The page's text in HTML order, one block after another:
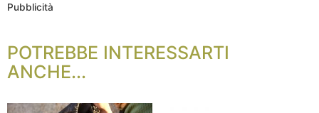
Pubblicità
POTREBBE INTERESSARTI
ANCHE...